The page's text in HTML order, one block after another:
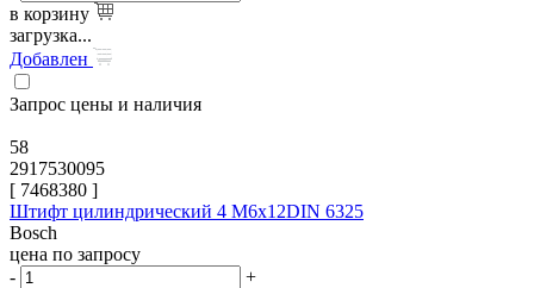
в корзину
загрузка...
Добавлен
Запрос цены и наличия
58
2917530095
[ 7468380 ]
Штифт цилиндрический 4 M6x12DIN 6325
Bosch
цена по запросу
-
+